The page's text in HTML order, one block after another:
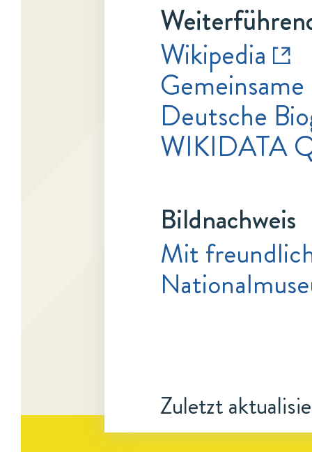
Wikipedia
Deutsche
WIKIDATA
Bildnachweis
Mit
Zuletzt